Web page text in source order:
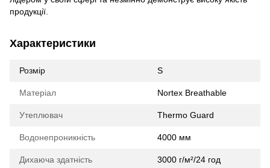
продукції.
Характеристики
Розмір S
Матеріал Nortex Breathable
Утеплювач Thermo Guard
Водонепроникність 4000 мм
Дихаюча здатність 3000 г/м²/24 год